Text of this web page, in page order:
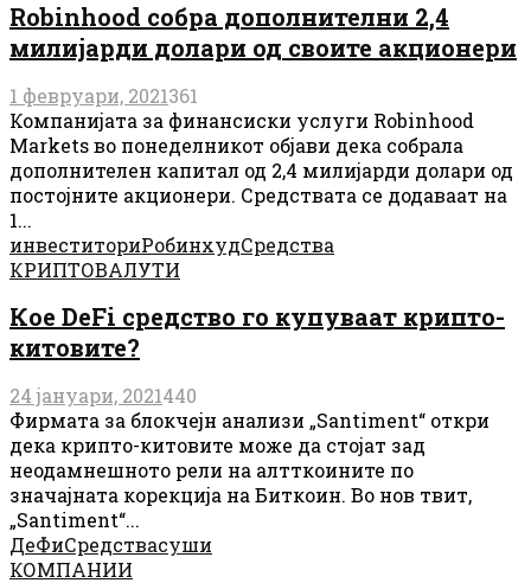
Robinhood собра дополнителни 2,4
милијарди долари од своите акционери
1 февруари, 2021361
Компанијата за финансиски услуги Robinhood
Markets во понеделникот објави дека собрала
дополнителен капитал од 2,4 милијарди долари од
постојните акционери. Средствата се додаваат на
1...
инвеститориРобинхудСредства
КРИПТОВАЛУТИ
Кое DeFi средство го купуваат крипто-
китовите?
24 јануари, 2021440
Фирмата за блокчејн анализи „Santiment“ откри
дека крипто-китовите може да стојат зад
неодамнешното рели на алтткоините по
значајната корекција на Биткоин. Во нов твит,
„Santiment“...
ДеФиСредствасуши
КОМПАНИИ